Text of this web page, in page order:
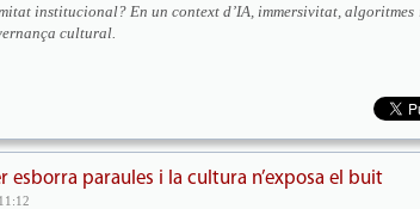
institucional? En un context d’IA, immersivitat,
cultural.
esborra paraules i la cultura n’exposa el buit